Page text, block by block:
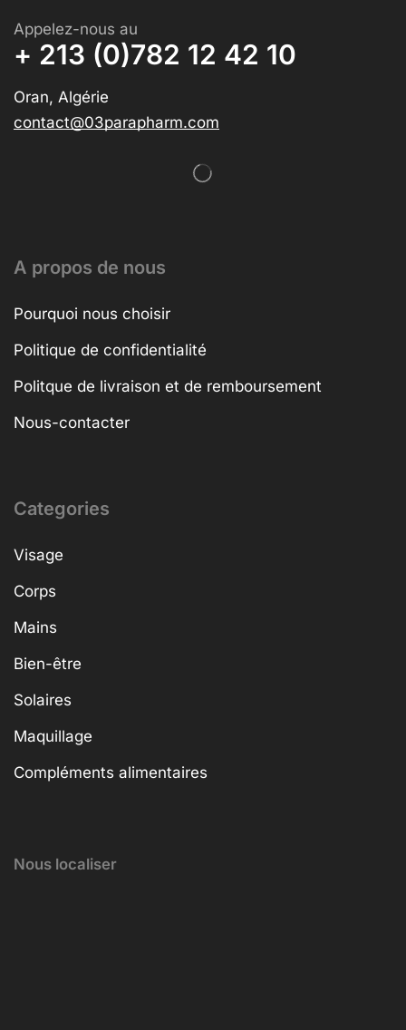
Appelez-nous au
+ 213 (0)782 12 42 10
Oran, Algérie
contact@03parapharm.com
A propos de nous
Pourquoi nous choisir
Politique de confidentialité
Politque de livraison et de remboursement
Nous-contacter
Categories
Visage
Corps
Mains
Bien-être
Solaires
Maquillage
Compléments alimentaires
Nous localiser